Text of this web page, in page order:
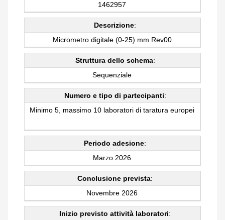
1462957
Descrizione:
Micrometro digitale (0-25) mm Rev00
Struttura dello schema:
Sequenziale
Numero e tipo di partecipanti:
Minimo 5, massimo 10 laboratori di taratura europei
Periodo adesione:
Marzo 2026
Conclusione prevista:
Novembre 2026
Inizio previsto attività laboratori: